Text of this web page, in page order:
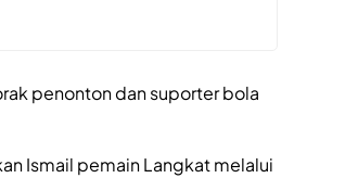
penonton dan suporter bola
Ismail pemain Langkat melalui